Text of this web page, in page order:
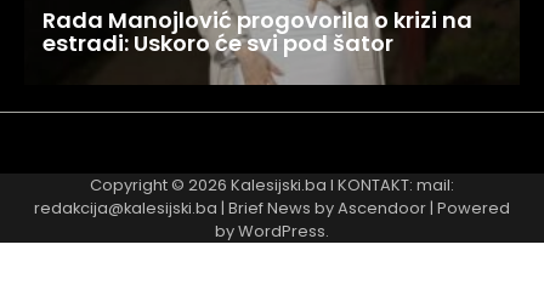
Rada Manojlović progovorila o krizi na
estradi: Uskoro će svi pod šator
Copyright © 2026 Kalesijski.ba I KONTAKT: mail:
redakcija@kalesijski.ba | Brief News byAscendoor | Powered
byWordPress.